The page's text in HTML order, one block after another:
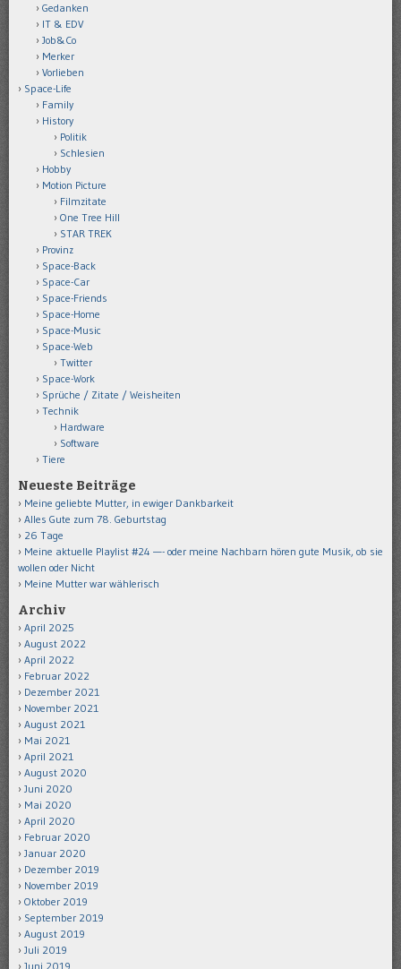
Gedanken
IT & EDV
Job&Co
Merker
Vorlieben
Space-Life
Family
History
Politik
Schlesien
Hobby
Motion Picture
Filmzitate
One Tree Hill
STAR TREK
Provinz
Space-Back
Space-Car
Space-Friends
Space-Home
Space-Music
Space-Web
Twitter
Space-Work
Sprüche / Zitate / Weisheiten
Technik
Hardware
Software
Tiere
Neueste Beiträge
Meine geliebte Mutter, in ewiger Dankbarkeit
Alles Gute zum 78. Geburtstag
26 Tage
Meine aktuelle Playlist #24 —- oder meine Nachbarn hören gute Musik, ob sie
wollen oder Nicht
Meine Mutter war wählerisch
Archiv
April 2025
August 2022
April 2022
Februar 2022
Dezember 2021
November 2021
August 2021
Mai 2021
April 2021
August 2020
Juni 2020
Mai 2020
April 2020
Februar 2020
Januar 2020
Dezember 2019
November 2019
Oktober 2019
September 2019
August 2019
Juli 2019
Juni 2019